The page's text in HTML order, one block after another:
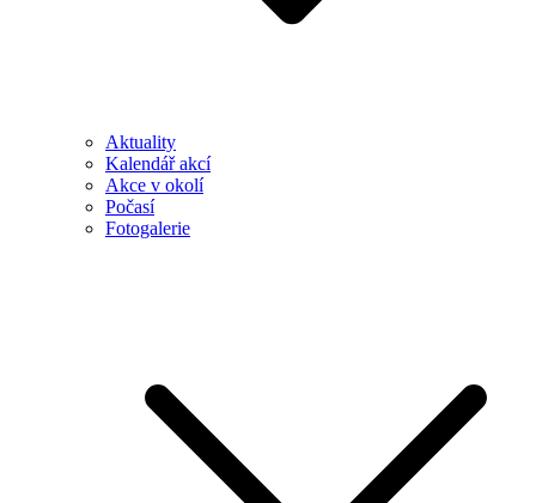
Aktuality
Kalendář akcí
Akce v okolí
Počasí
Fotogalerie